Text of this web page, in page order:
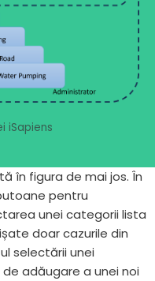
iSapiens
în figura de mai jos. În
pentru
unei categorii lista
doar cazurile din
selectării unei
adăugare a unei noi